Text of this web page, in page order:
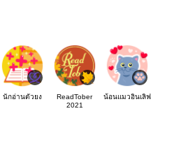
นักอ่านตัวยง
ReadTober
2021
น้อนแมวอินเลิฟ